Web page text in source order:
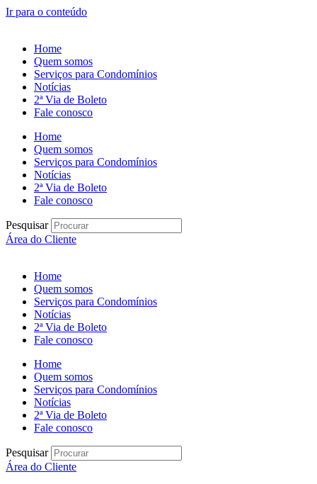
Ir para o conteúdo
Home
Quem somos
Serviços para Condomínios
Notícias
2ª Via de Boleto
Fale conosco
Home
Quem somos
Serviços para Condomínios
Notícias
2ª Via de Boleto
Fale conosco
Pesquisar
Área do Cliente
Home
Quem somos
Serviços para Condomínios
Notícias
2ª Via de Boleto
Fale conosco
Home
Quem somos
Serviços para Condomínios
Notícias
2ª Via de Boleto
Fale conosco
Pesquisar
Área do Cliente